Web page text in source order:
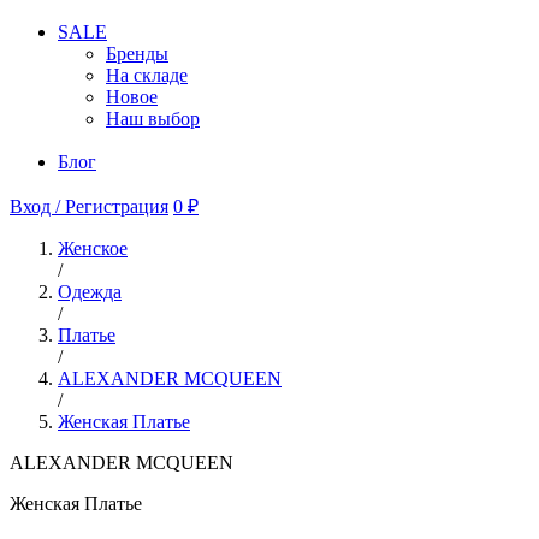
SALE
Бренды
На складе
Новое
Наш выбор
Блог
Вход / Регистрация 0 ₽
Женское
/
Одежда
/
Платье
/
ALEXANDER MCQUEEN
/
Женская Платье
ALEXANDER MCQUEEN
Женская Платье